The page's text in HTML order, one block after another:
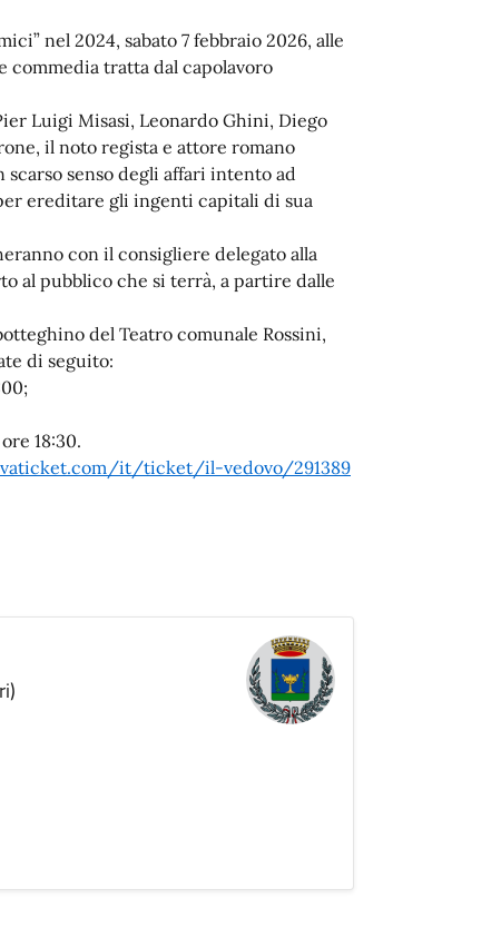
nel 2024, sabato 7 febbraio 2026, alle
commedia tratta dal capolavoro
Luigi Misasi, Leonardo Ghini, Diego
il noto regista e attore romano
senso degli affari intento ad
ereditare gli ingenti capitali di sua
con il consigliere delegato alla
al pubblico che si terrà, a partire dalle
del Teatro comunale Rossini,
di seguito:
18:30.
it/ticket/il-vedovo/291389